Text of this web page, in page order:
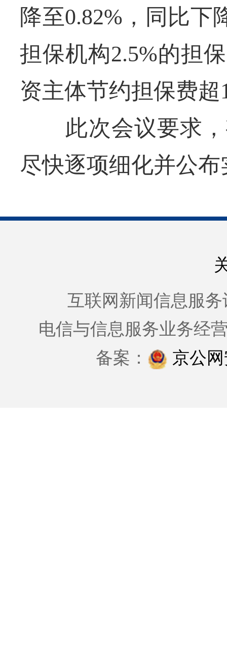
降至0.82%，同比下
担保机构2.5%的担
资主体节约担保费超
此次会议要求，
尽快逐项细化并公布
互联网新闻信息服务
电信与信息服务业务经
备案：
京公网